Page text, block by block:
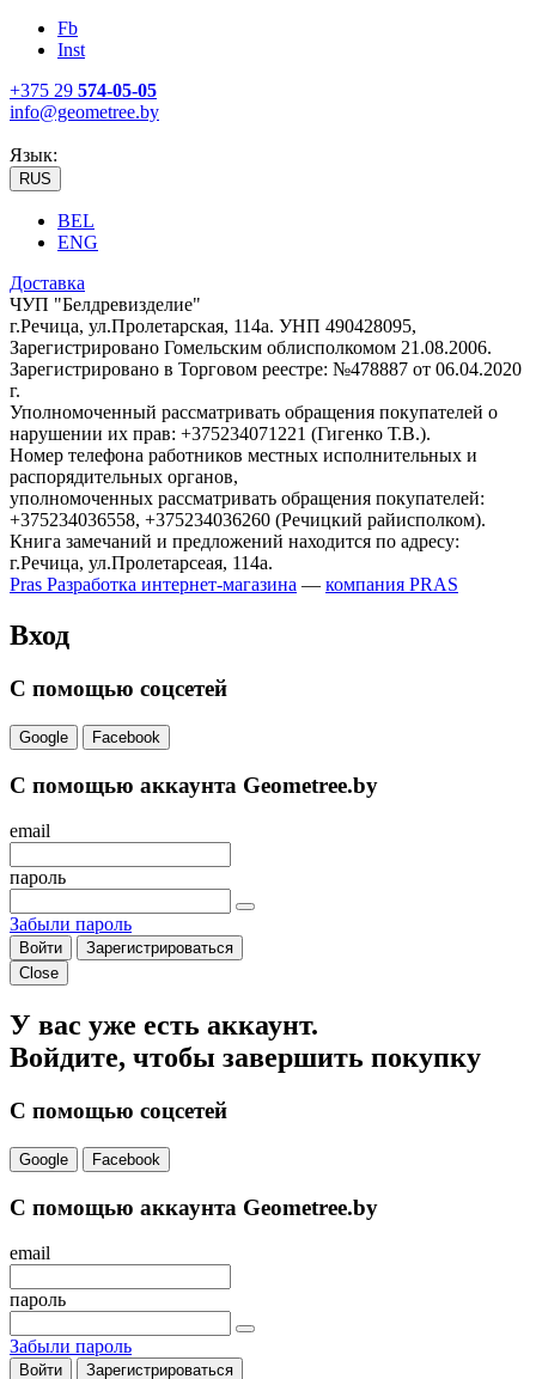
Fb
Inst
+375 29 574-05-05
info@geometree.by
Язык:
RUS
BEL
ENG
Доставка
ЧУП "Белдревизделие"
г.Речица, ул.Пролетарская, 114а. УНП 490428095,
Зарегистрировано Гомельским облисполкомом 21.08.2006.
Зарегистрировано в Торговом реестре: №478887 от 06.04.2020
г.
Уполномоченный рассматривать обращения покупателей о
нарушении их прав: +375234071221 (Гигенко Т.В.).
Номер телефона работников местных исполнительных и
распорядительных органов,
уполномоченных рассматривать обращения покупателей:
+375234036558, +375234036260 (Речицкий райисполком).
Книга замечаний и предложений находится по адресу:
г.Речица, ул.Пролетарсеая, 114а.
Pras Разработка интернет-магазина — компания PRAS
Вход
С помощью соцсетей
Google Facebook
С помощью аккаунта Geometree.by
email
пароль
Забыли пароль
Войти
Зарегистрироваться
Close
У вас уже есть аккаунт.
Войдите, чтобы завершить покупку
С помощью соцсетей
Google Facebook
С помощью аккаунта Geometree.by
email
пароль
Забыли пароль
Войти
Зарегистрироваться